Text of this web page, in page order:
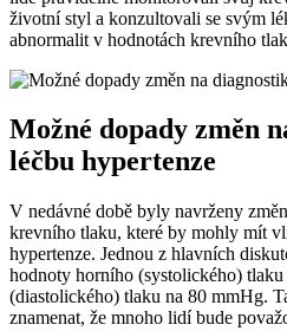
životní styl a konzultovali se svým
abnormalit v hodnotách krevního
Možné dopady změn
léčbu hypertenze
V nedávné době byly navrženy
krevního tlaku, které by mohly mít
hypertenze. Jednou z hlavních
hodnoty horního (systolického)
(diastolického) tlaku na 80 mmHg.
znamenat, že mnoho lidí bude